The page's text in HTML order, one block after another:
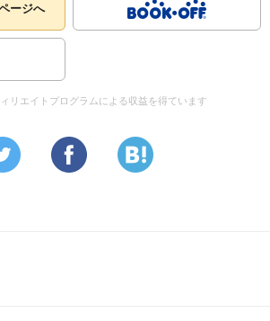
ージへ
リエイトプログラムによる収益を得ています